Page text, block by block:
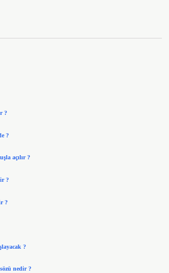
?
?
açılır ?
?
?
?
nedir ?